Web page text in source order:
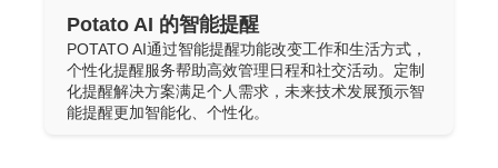
Potato AI 的智能提醒
POTATO AI通过智能提醒功能改变工作和生活方式，
个性化提醒服务帮助高效管理日程和社交活动。定制
化提醒解决方案满足个人需求，未来技术发展预示智
能提醒更加智能化、个性化。